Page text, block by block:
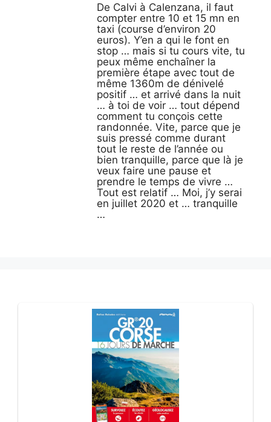
De Calvi à Calenzana, il faut
compter entre 10 et 15 mn en
taxi (course d’environ 20
euros). Y’en a qui le font en
stop … mais si tu cours vite, tu
peux même enchaîner la
première étape avec tout de
même 1360m de dénivelé
positif … et arrivé dans la nuit
… à toi de voir … tout dépend
comment tu conçois cette
randonnée. Vite, parce que je
suis pressé comme durant
tout le reste de l’année ou
bien tranquille, parce que là je
veux faire une pause et
prendre le temps de vivre …
Tout est relatif … Moi, j’y serai
en juillet 2020 et … tranquille
…